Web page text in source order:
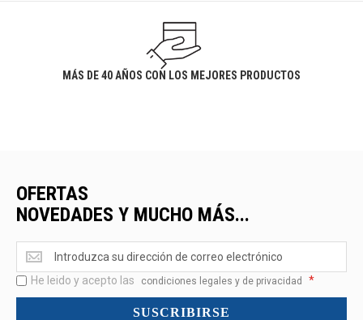
MÁS DE 40 AÑOS CON LOS MEJORES PRODUCTOS
OFERTAS
NOVEDADES Y MUCHO MÁS...
Ofertas
<br>Novedades
y
mucho
He leido y acepto las condiciones legales y de privacidad *
SUSCRIBIRSE